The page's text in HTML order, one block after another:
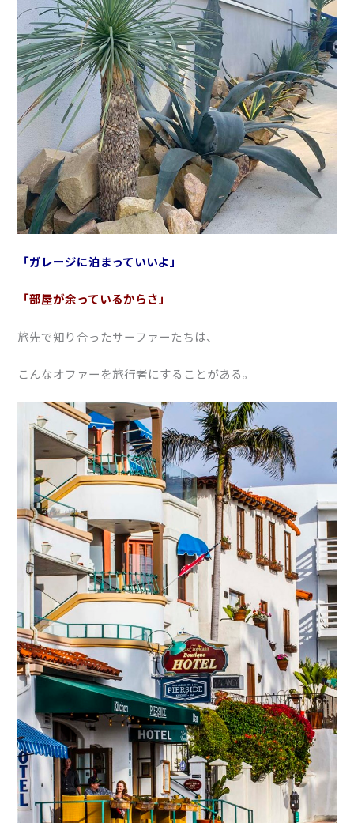
「ガレージに泊まっていいよ」
「部屋が余っているからさ」
旅先で知り合ったサーファーたちは、
こんなオファーを旅行者にすることがある。